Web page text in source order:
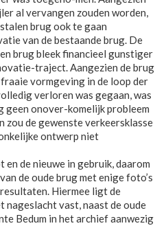
al vervangen zouden worden,
brug ook te gaan
van de bestaande brug. De
brug bleek financieel gunstiger
traject. Aangezien de brug
vormgeving in de loop der
verloren was gegaan, was
geen onover-komelijk probleem
zou de gewenste verkeersklasse
ontwerp niet
de nieuwe in gebruik, daarom
de oude brug met enige foto’s
Hiermee ligt de
nageslacht vast, naast de oude
Bedum in het archief aanwezig